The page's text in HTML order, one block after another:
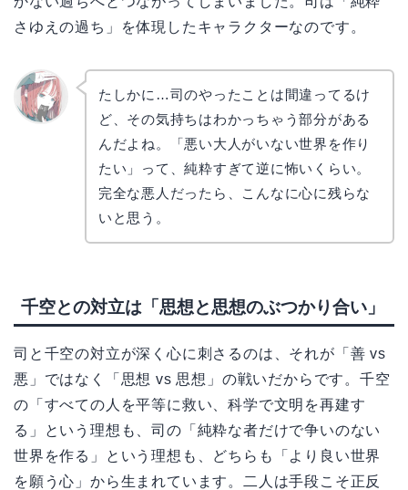
さゆえの過ち」を体現したキャラクターなのです。
たしかに…司のやったことは間違ってるけ
ど、その気持ちはわかっちゃう部分がある
んだよね。「悪い大人がいない世界を作り
たい」って、純粋すぎて逆に怖いくらい。
完全な悪人だったら、こんなに心に残らな
いと思う。
千空との対立は「思想と思想のぶつかり合い」
司と千空の対立が深く心に刺さるのは、それが「善 vs
悪」ではなく「思想 vs 思想」の戦いだからです。千空
の「すべての人を平等に救い、科学で文明を再建す
る」という理想も、司の「純粋な者だけで争いのない
世界を作る」という理想も、どちらも「より良い世界
を願う心」から生まれています。二人は手段こそ正反